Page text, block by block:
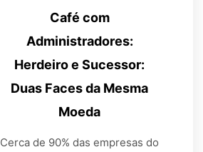
Café com
Administradores:
Herdeiro e Sucessor:
Duas Faces da Mesma
Moeda
Cerca de 90% das empresas do